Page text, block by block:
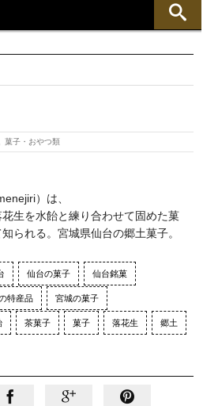
菓子・おやつ類
）は、
生を水飴と練り合わせて固めた菓
られる。宮城県仙台の郷土菓子。
仙台の菓子 仙台銘菓
特産品 宮城の菓子
茶菓子 菓子 落花生 郷土